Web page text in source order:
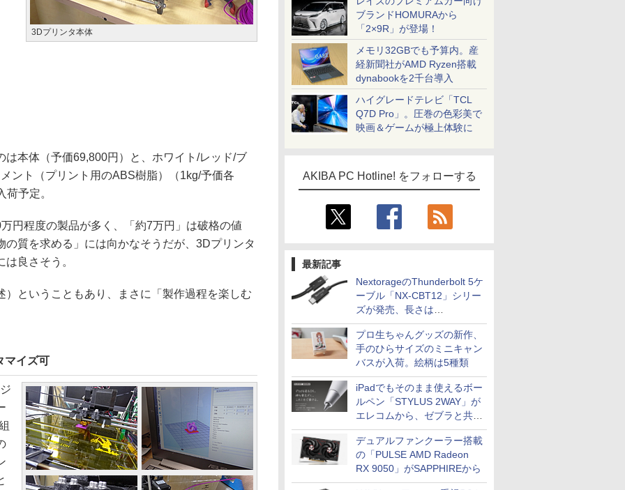
ブランドHOMURAから
「2×9R」が登場！
メモリ32GBでも予算内。産
経新聞社がAMD Ryzen搭載
dynabookを2千台導入
ハイグレードテレビ「TCL
Q7D Pro」。圧巻の色彩美で
映画＆ゲームが極上体験に
AKIBA PC Hotline! をフォローする
最新記事
NextorageのThunderbolt 5ケ
ーブル「NX-CBT12」シリー
ズが発売、長さは
30cm/50cm/1mの3種類
プロ生ちゃんグッズの新作、
手のひらサイズのミニキャン
バスが入荷。絵柄は5種類
iPadでもそのまま使えるボー
ルペン「STYLUS 2WAY」が
エレコムから、ゼブラと共同
開発
デュアルファンクーラー搭載
の「PULSE AMD Radeon
RX 9050」がSAPPHIREから
3Dプリンタ本体
本体（予価69,800円）と、ホワイト/レッド/ブ
ント（プリント用のABS樹脂）（1kg/予価各
予定。
程度の製品が多く、「約7万円」は破格の値
の質を求める」には向かなそうだが、3Dプリンタ
良さそう。
ということもあり、まさに「製作過程を楽しむ
マイズ可